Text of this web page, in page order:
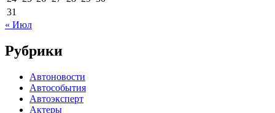
31
« Июл
Рубрики
Автоновости
Автособытия
Автоэксперт
Актеры